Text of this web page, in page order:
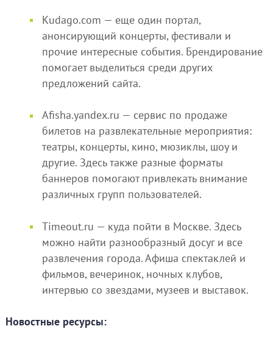
Kudago.com — еще один портал,
анонсирующий концерты, фестивали и
прочие интересные события. Брендирование
помогает выделиться среди других
предложений сайта.
Afisha.yandex.ru — сервис по продаже
билетов на развлекательные мероприятия:
театры, концерты, кино, мюзиклы, шоу и
другие. Здесь также разные форматы
баннеров помогают привлекать внимание
различных групп пользователей.
Timeout.ru — куда пойти в Москве. Здесь
можно найти разнообразный досуг и все
развлечения города. Афиша спектаклей и
фильмов, вечеринок, ночных клубов,
интервью со звездами, музеев и выставок.
Новостные ресурсы: